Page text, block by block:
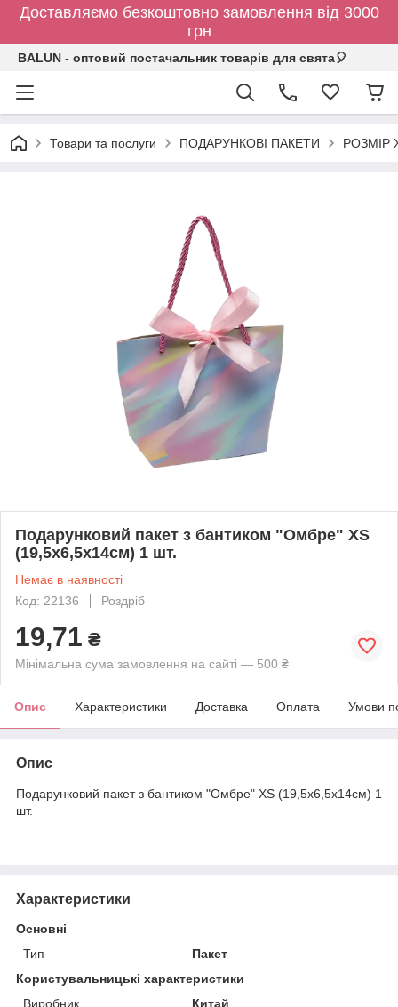
Доставляємо безкоштовно замовлення від 3000
грн
BALUN - оптовий постачальник товарів для свята🎈
Товари та послуги ПОДАРУНКОВІ ПАКЕТИ РОЗМІР
Подарунковий пакет з бантиком "Омбре" XS
(19,5х6,5х14см) 1 шт.
Немає в наявності
Код: 22136
Роздріб
19,71 ₴
Мінімальна сума замовлення на сайті — 500 ₴
Опис Характеристики Доставка Оплата Умови
Опис
Подарунковий пакет з бантиком "Омбре" XS (19,5х6,5х14см) 1
шт.
Характеристики
Основні
Тип
Пакет
Користувальницькі характеристики
Виробник
Китай